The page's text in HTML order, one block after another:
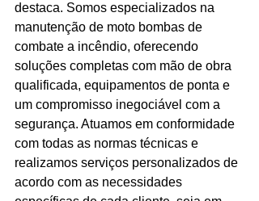
destaca. Somos especializados na
manutenção de moto bombas de
combate a incêndio, oferecendo
soluções completas com mão de obra
qualificada, equipamentos de ponta e
um compromisso inegociável com a
segurança. Atuamos em conformidade
com todas as normas técnicas e
realizamos serviços personalizados de
acordo com as necessidades